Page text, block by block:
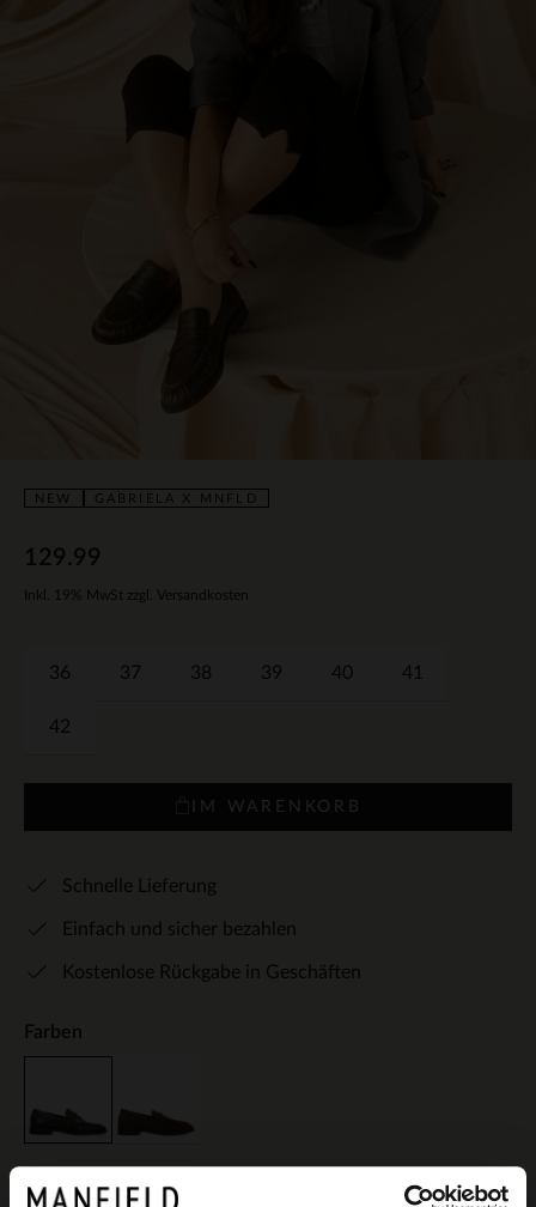
NEW GABRIELA X MNFLD
129.99
Inkl. 19% MwSt zzgl. Versandkosten
36 37 38 39 40 41
42
IM WARENKORB
Schnelle Lieferung
Einfach und sicher bezahlen
Kostenlose Rückgabe in Geschäften
Farben